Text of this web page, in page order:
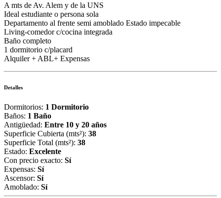
A mts de Av. Alem y de la UNS
Ideal estudiante o persona sola
Departamento al frente semi amoblado Estado impecable
Living-comedor c/cocina integrada
Baño completo
1 dormitorio c/placard
Alquiler + ABL+ Expensas
Detalles
Dormitorios: 1 Dormitorio
Baños: 1 Baño
Antigüedad: Entre 10 y 20 años
Superficie Cubierta (mts²): 38
Superficie Total (mts²): 38
Estado: Excelente
Con precio exacto: Sí
Expensas: Sí
Ascensor: Sí
Amoblado: Sí